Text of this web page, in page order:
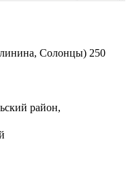
Солонцы) 250
район,